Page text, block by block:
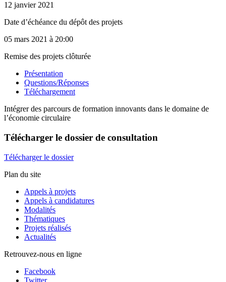
12 janvier 2021
Date d’échéance du dépôt des projets
05 mars 2021 à 20:00
Remise des projets clôturée
Présentation
Questions/Réponses
Téléchargement
Intégrer des parcours de formation innovants dans le domaine de
l’économie circulaire
Télécharger le dossier de consultation
Télécharger le dossier
Plan du site
Appels à projets
Appels à candidatures
Modalités
Thématiques
Projets réalisés
Actualités
Retrouvez-nous en ligne
Facebook
Twitter